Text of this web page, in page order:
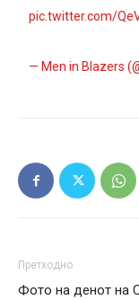
pic.twitter.com/
— Men in Blazers
Претходно
Фото на денот на